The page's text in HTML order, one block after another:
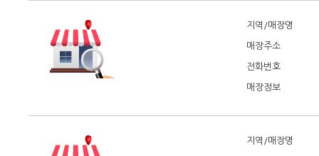
지역/매장명
매장주소
전화번호
매장정보
지역/매장명